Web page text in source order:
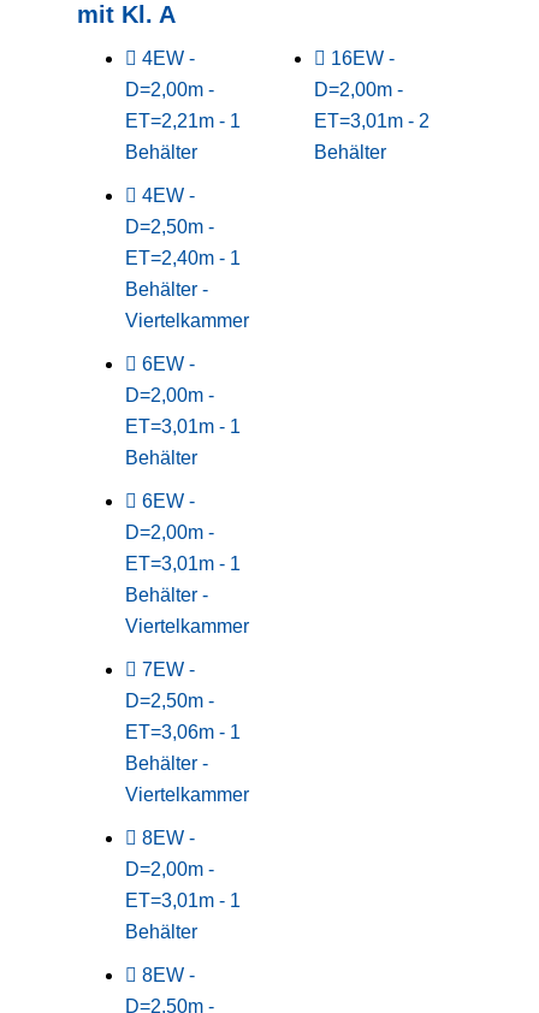
mit Kl. A
4EW -
D=2,00m -
ET=2,21m - 1
Behälter
4EW -
D=2,50m -
ET=2,40m - 1
Behälter -
Viertelkammer
6EW -
D=2,00m -
ET=3,01m - 1
Behälter
6EW -
D=2,00m -
ET=3,01m - 1
Behälter -
Viertelkammer
7EW -
D=2,50m -
ET=3,06m - 1
Behälter -
Viertelkammer
8EW -
D=2,00m -
ET=3,01m - 1
Behälter
8EW -
D=2,50m -
16EW -
D=2,00m -
ET=3,01m - 2
Behälter